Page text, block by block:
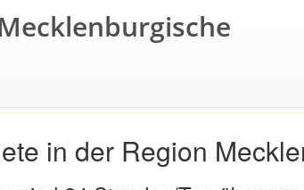
in der Region